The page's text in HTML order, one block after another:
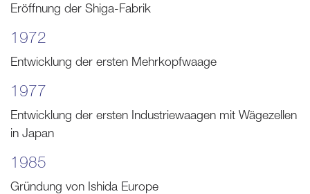
Eröffnung der Shiga-Fabrik
1972
Entwicklung der ersten Mehrkopfwaage
1977
Entwicklung der ersten Industriewaagen mit Wägezellen
in Japan
1985
Gründung von Ishida Europe